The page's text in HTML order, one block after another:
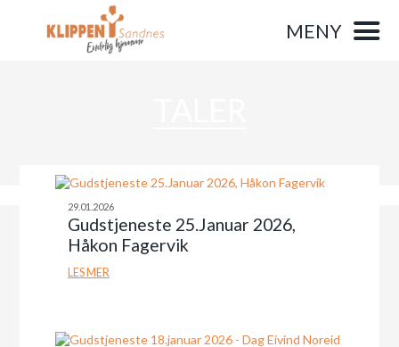
MENY
29.01.2026
Gudstjeneste 25.Januar 2026,
Håkon Fagervik
LES MER